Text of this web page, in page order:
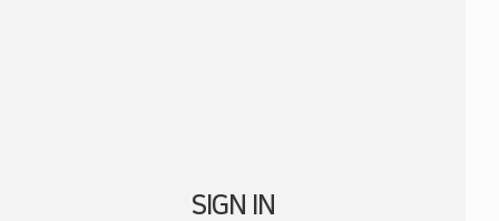
SIGN IN